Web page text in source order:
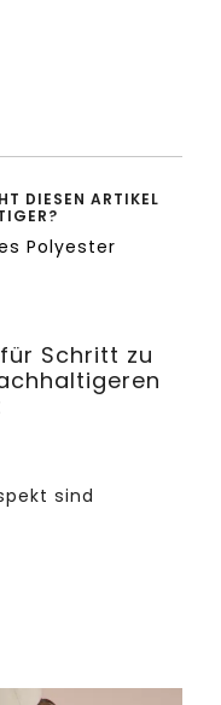
DIESEN ARTIKEL
Polyester
Schritt zu
sind